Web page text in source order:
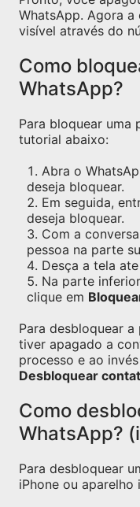
WhatsApp. Agora
visível através do
Como
WhatsApp?
Para bloquear uma
tutorial abaixo:
Abra o
deseja bloquear.
Em seguida,
deseja bloquear.
Com a
pessoa na parte
Desça a tela
Na parte
clique em
Para desbloquear
tiver apagado a
processo e ao
Desbloquear
Como
WhatsApp?
Para desbloquear
iPhone ou